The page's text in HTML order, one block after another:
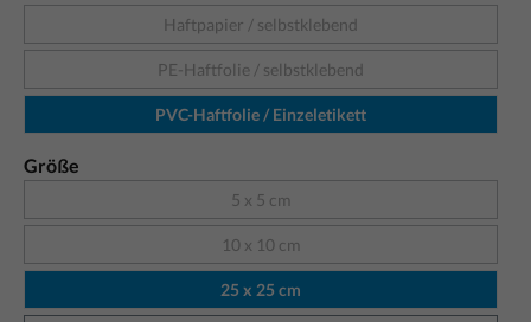
Haftpapier / selbstklebend
PE-Haftfolie / selbstklebend
PVC-Haftfolie / Einzeletikett
Größe
5 x 5 cm
10 x 10 cm
25 x 25 cm